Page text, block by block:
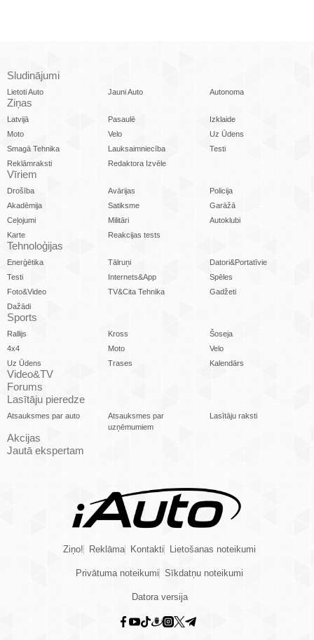
Sludinājumi
Lietoti Auto Jauni Auto Autonoma
Ziņas
Latvijā Pasaulē
Izklaide
Moto
Velo
Uz Ūdens
Smagā Tehnika
Lauksaimniecība
Testi
Reklāmraksti
Redaktora Izvēle
Vīriem
Drošība Avārijas
Policija
Akadēmija
Satiksme
Garāžā
Ceļojumi
Militāri
Autoklubi
Karte
Reakcijas tests
Tehnoloģijas
Enerģētika Tālruņi
Datori&Portatīvie
Testi
Internets&App
Spēles
Foto&Video
TV&Cita Tehnika
Gadžeti
Dažādi
Sports
Rallijs Kross
Šoseja
4x4
Moto
Velo
Uz Ūdens
Trases Kalendārs
Video&TV
Forums
Lasītāju pieredze
Atsauksmes par auto
Atsauksmes par
uzņēmumiem
Lasītāju raksti
Akcijas
Jautā ekspertam
Ziņo! Reklāma Kontakti Lietošanas noteikumi
Privātuma noteikumi Sīkdatņu noteikumi
Datora versija